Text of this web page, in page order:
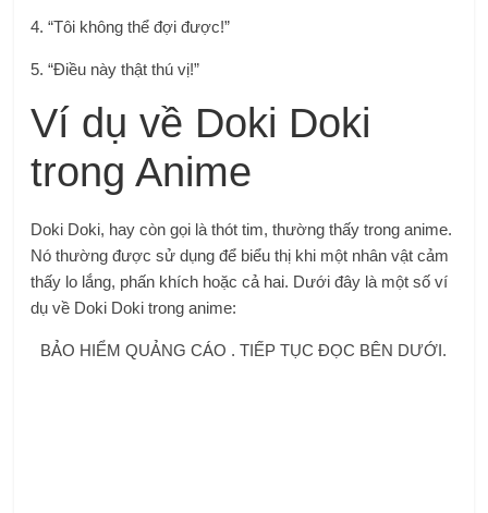
4. “Tôi không thể đợi được!”
5. “Điều này thật thú vị!”
Ví dụ về Doki Doki
trong Anime
Doki Doki, hay còn gọi là thót tim, thường thấy trong anime.
Nó thường được sử dụng để biểu thị khi một nhân vật cảm
thấy lo lắng, phấn khích hoặc cả hai. Dưới đây là một số ví
dụ về Doki Doki trong anime:
BẢO HIỂM QUẢNG CÁO . TIẾP TỤC ĐỌC BÊN DƯỚI.